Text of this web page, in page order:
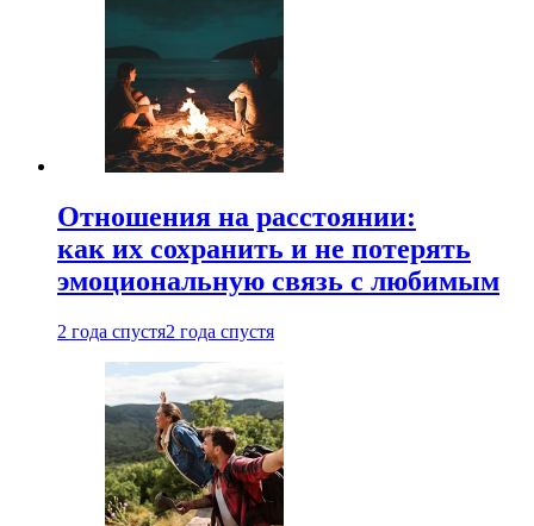
Отношения на расстоянии:
как их сохранить и не потерять
эмоциональную связь с любимым
2 года спустя2 года спустя